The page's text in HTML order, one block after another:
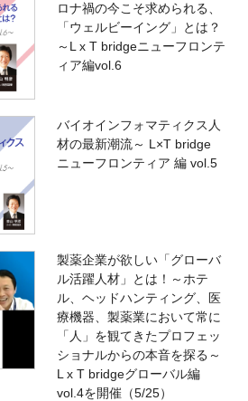
ロナ禍の今こそ求められる、
「ウェルビーイング」とは？
～L x T bridgeニューフロンテ
ィア編vol.6
バイオインフォマティクス人
材の最新潮流～ L×T bridge
ニューフロンティア 編 vol.5
製薬企業が欲しい「グローバ
ル活躍人材」とは！～ホテ
ル、ヘッドハンティング、医
療機器、製薬業において常に
「人」を観てきたプロフェッ
ショナルからの本音を探る～
L x T bridgeグローバル編
vol.4を開催（5/25）